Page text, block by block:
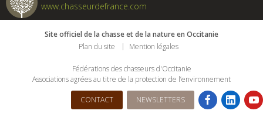
www.chasseurdefrance.com
Site officiel de la chasse et de la nature en Occitanie
Plan du site
Mention légales
Fédérations des chasseurs d'Occitanie
Associations agrées au titre de la protection de l’environnement
CONTACT NEWSLETTERS